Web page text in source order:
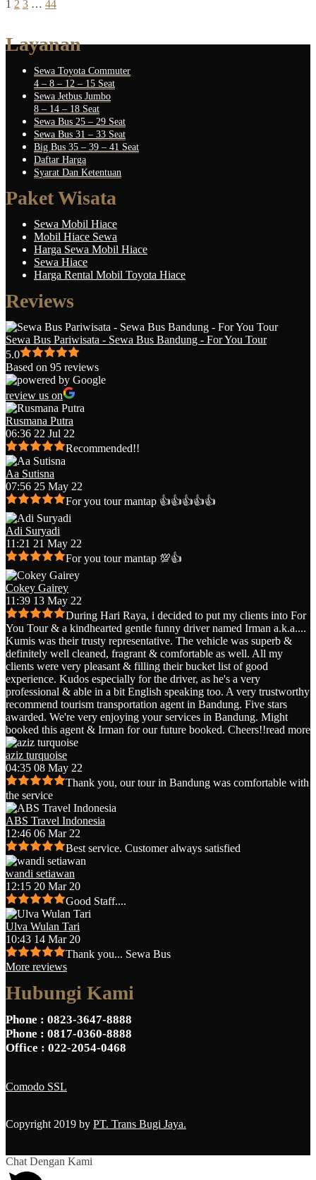
1 2 3 … 44
Layanan
Sewa Toyota Commuter
4 – 8 – 12 – 15 Seat
Sewa Jetbus Jumbo
8 – 14 – 18 Seat
Sewa Bus 25 – 29 Seat
Sewa Bus 31 – 33 Seat
Big Bus 35 – 39 – 41 Seat
Daftar Harga
Syarat Dan Ketentuan
Paket Wisata
Sewa Mobil Hiace
Mobil Hiace Sewa
Harga Sewa Mobil Hiace
Sewa Hiace
Harga Rental Mobil Toyota Hiace
Reviews
Sewa Bus Pariwisata - Sewa Bus Bandung - For You Tour
5.0
Based on 95 reviews
review us on
Rusmana Putra
06:36 22 Jul 22
Recommended!!
Aa Sutisna
07:56 25 May 22
For you tour mantap 👍👍👍👍👍
Adi Suryadi
11:21 21 May 22
For you tour mantap 💯👍
Cokey Gairey
11:39 13 May 22
During Hari Raya, i decided to put my clients into For
You Tour & a kindhearted gentle funny driver named Irman a.k.a....
Kumis was their trusty representative. The vehicle was superb &
definitely well cleaned, fragrant & comfortable as well. All my
clients were very pleasant & filling their bucket list of good
experience. Kudos especially for the driver, as he's a very
professional & able in a bit English speaking too. A very trustworthy
recommend tourism transportation agent in Bandung. Five stars
awarded. We're very enjoying your services in Bandung. Might
booked this agent & Irman for our future booked. Cheers!!read more
aziz turquoise
04:35 08 May 22
Thank you, our tour in Bandung was comfortable with
the service
ABS Travel Indonesia
12:46 06 Mar 22
Best service. Customer always satisfied
wandi setiawan
12:15 20 Mar 20
Good Staff....
Ulva Wulan Tari
10:43 14 Mar 20
Thank you... Sewa Bus
More reviews
Hubungi Kami
Phone : 0823-3647-8888
Phone : 0817-0360-8888
Office : 022-2054-0468
Comodo SSL
Copyright 2019 by PT. Trans Bugi Jaya.
Chat Dengan Kami